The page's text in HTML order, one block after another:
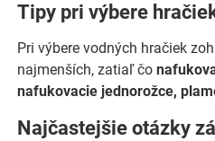
Tipy pri výbere
Pri výbere vodných hračiek
najmenších, zatiaľ čo
nafukovacie jednorožce,
Najčastejšie otázky